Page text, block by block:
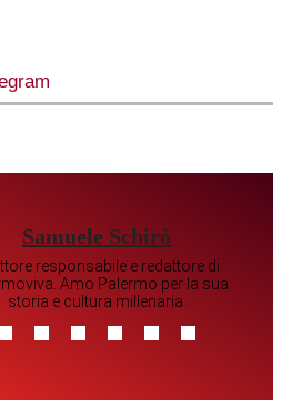
Samuele Schirò
responsabile e redattore di
Amo Palermo per la sua
storia e cultura millenaria.